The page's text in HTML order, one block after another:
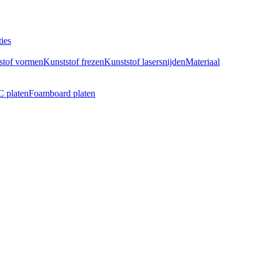
vormenKunststof frezenKunststof lasersnijdenMateriaal
platenFoamboard platen